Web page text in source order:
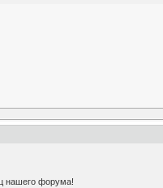
нашего форума!